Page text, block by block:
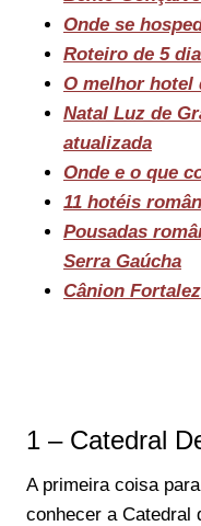
Onde se
Roteiro de 5
O melhor hotel
Natal Luz de
atualizada
Onde e o que
11 hotéis
Pousadas
Serra Gaúcha
Cânion
1 – Catedral
A primeira coisa
conhecer a Catedral